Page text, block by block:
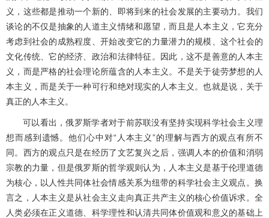
义，这些都是推动一个新的、即将到来的社会发展的主要动力。我们
谈论的不仅是抽象的人道主义情绪和愿望，而且是人本主义，它充分
考虑到社会的成熟程度、开始改变它的力量潜力的规模、这个社会的
文化传统、它的经济、政治和法律特征。因此，这不是善意的人本主
义，而是严格的社会理论所蕴含的人本主义。不是关于徒劳梦想的人
本主义，而是关于一种可行和绝对现实的人本主义。也就是说，关于
真正的人本主义。
可以看出，俄罗斯学者对于前苏联没有坚持实现科学社会主义理
想而感到遗憾。他们心中对“人本主义”的理解与西方的观点有所不
同。西方的观点只是在经历了文艺复兴之后，强调人本的价值和消弱
宗教的力量，但是俄罗斯的哲学观则认为，人本主义是基于伦理道德
为核心，以人性共同体社会情感关系为纽带的科学社会主义观点。换
言之，人本主义是从社会主义走向真正共产主义的核心价值诉求。全
人类必须在正义道德、科学理性和认清共同体价值观和意义的基础上